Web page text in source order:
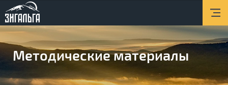
Новости
Туризм
Методические материалы